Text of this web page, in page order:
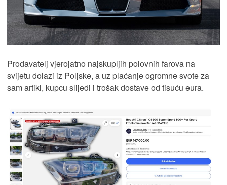
Prodavatelj vjerojatno najskupljih polovnih farova na
svijetu dolazi iz Poljske, a uz plaćanje ogromne svote za
sam artikl, kupcu slijedi i trošak dostave od tisuću eura.